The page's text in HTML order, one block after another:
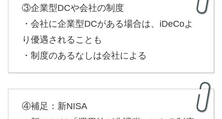
③企業型DCや会社の制度
・会社に企業型DCがある場合は、iDeCoよ
り優遇されることも
・制度のあるなしは会社による
④補足：新NISA